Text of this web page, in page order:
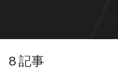
8 記事